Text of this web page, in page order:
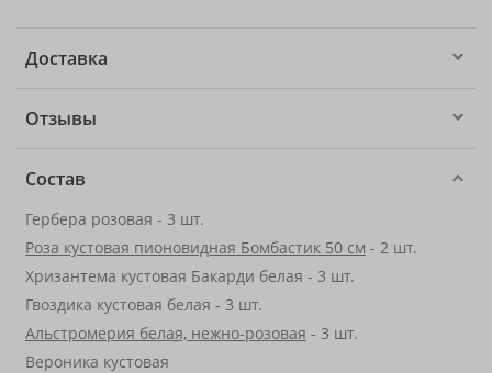
Доставка
Отзывы
Состав
Гербера розовая - 3 шт.
Роза кустовая пионовидная Бомбастик 50 см - 2 шт.
Хризантема кустовая Бакарди белая - 3 шт.
Гвоздика кустовая белая - 3 шт.
Альстромерия белая, нежно-розовая - 3 шт.
Вероника кустовая